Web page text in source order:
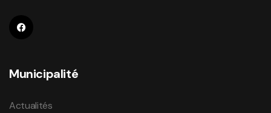
Municipalité
Actualités